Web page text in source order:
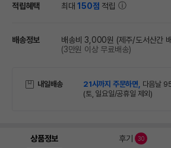
적립혜택 최대150점 적립
배송정보 배송비 3,000원 (제주/도서산간
(3만원 이상 무료배송)
내일배송 21시까지 주문하면, 다음날
(토, 일요일/공휴일 제외)
상품정보 후기 30